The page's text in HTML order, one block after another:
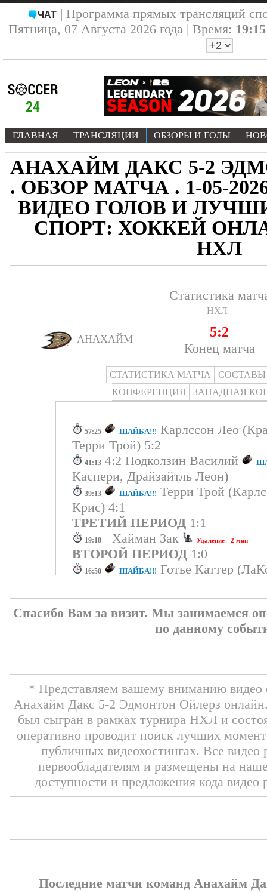
ЧАТ| Программа прямых трансляций
Пятница, 07 Августа 2026 года | Время: 19:15
ГЛАВНАЯ ТРАНСЛЯЦИИ ОБЗОРЫ И ГОЛЫ
АНАХАЙМ ДАКС 5-2
. ОБЗОР МАТЧА . 1-05-
ВИДЕО ГОЛОВ И
СПОРТ: ХОККЕЙ
НХЛ
Статистика
НХЛ |
АНАХАЙМ 5:2
Конец матча
СТАТИСТИКА МАТЧА
СОСТАВЫ
КОНФЕРЕНЦИЯ
ЗАПАДНАЯ
57:25 ШАЙБА!!! Карлссон Лео
Терри Трой) 5:2
41:13 4:2 Подколзин Василий
Каспери, Драйзайтль Леон)
39:13 ШАЙБА!!! Терри Трой
Крис) 4:1
ТРЕТИЙ ПЕРИОД 1:1
19:18 Хайман Зак Удаление - 2 мин
ВТОРОЙ ПЕРИОД 1:0
16:50 ШАЙБА!!! Готье Каттер
Ньюджент-Хопкинс Райан
15:142:1 Мёрфи Коннор ШАЙБА!!!
Джошуа, Дак Колтон)
Пилинг Райан
Готье Каттер) 1:0
ПЕРВЫЙ ПЕРИОД 3:1
Спасибо Вам за визит. Мы занимаемся
по данному
* Представляем вашему вниманию видео
Анахайм Дакс 5-2 Эдмонтон Ойлерз
был сыгран в рамках турнира НХЛ и
оперативно проводит поиск лучших
публичных видеохостингах. Все видео
первообладателям и размещены на
доступности и предложения кода видео
Последние матчи команд Анахайм